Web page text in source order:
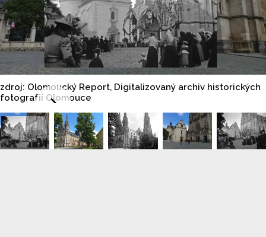
zdroj: Olomoucký Report, Digitalizovaný archiv historických
fotografií Olomouce